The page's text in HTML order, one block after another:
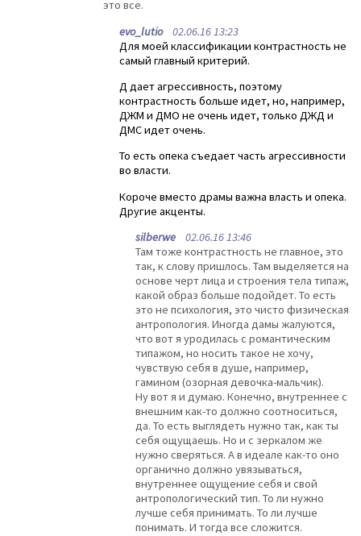
это все.
evo_lutio02.06.16 13:23
Для моей классификации контрастность не
самый главный критерий.
Д дает агрессивность, поэтому
контрастность больше идет, но, например,
ДЖМ и ДМО не очень идет, только ДЖД и
ДМС идет очень.
То есть опека съедает часть агрессивности
во власти.
Короче вместо драмы важна власть и опека.
Другие акценты.
silberwe 02.06.16 13:46
Там тоже контрастность не главное, это
так, к слову пришлось. Там выделяется на
основе черт лица и строения тела типаж,
какой образ больше подойдет. То есть
это не психология, это чисто физическая
антропология. Иногда дамы жалуются,
что вот я уродилась с романтическим
типажом, но носить такое не хочу,
чувствую себя в душе, например,
гамином (озорная девочка-мальчик).
Ну вот я и думаю. Конечно, внутреннее с
внешним как-то должно соотноситься,
да. То есть выглядеть нужно так, как ты
себя ощущаешь. Но и с зеркалом же
нужно сверяться. А в идеале как-то оно
органично должно увязываться,
внутреннее ощущение себя и свой
антропологический тип. То ли нужно
лучше себя принимать. То ли лучше
понимать. И тогда все сложится.